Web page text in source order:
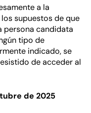
a la
supuestos de que
persona candidata
tipo de
indicado, se
de acceder al
de 2025